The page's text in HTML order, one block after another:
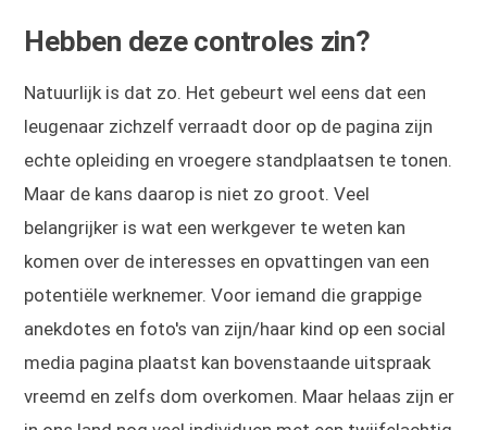
Hebben deze controles zin?
Natuurlijk is dat zo. Het gebeurt wel eens dat een
leugenaar zichzelf verraadt door op de pagina zijn
echte opleiding en vroegere standplaatsen te tonen.
Maar de kans daarop is niet zo groot. Veel
belangrijker is wat een werkgever te weten kan
komen over de interesses en opvattingen van een
potentiële werknemer. Voor iemand die grappige
anekdotes en foto's van zijn/haar kind op een social
media pagina plaatst kan bovenstaande uitspraak
vreemd en zelfs dom overkomen. Maar helaas zijn er